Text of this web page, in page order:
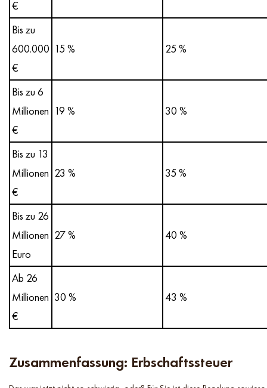
€
Bis zu
600.000
€
15 % 25 %
Bis zu 6
Millionen
€
19 % 30 %
Bis zu 13
Millionen
€
23 % 35 %
Bis zu 26
Millionen
Euro
27 % 40 %
Ab 26
Millionen
€
30 % 43 %
Zusammenfassung: Erbschaftssteuer